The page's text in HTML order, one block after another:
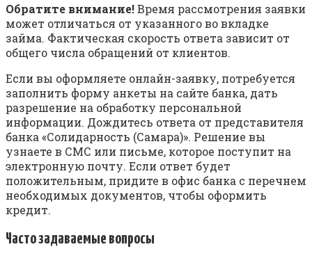
Обратите внимание!Время рассмотрения заявки
может отличаться от указанного во вкладке
займа. Фактическая скорость ответа зависит от
общего числа обращений от клиентов.
Если вы оформляете онлайн-заявку, потребуется
заполнить форму анкеты на сайте банка, дать
разрешение на обработку персональной
информации. Дождитесь ответа от представителя
банка «Солидарность (Самара)». Решение вы
узнаете в СМС или письме, которое поступит на
электронную почту. Если ответ будет
положительным, придите в офис банка с перечнем
необходимых документов, чтобы оформить
кредит.
Часто задаваемые вопросы